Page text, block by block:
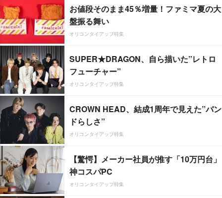
お値段そのまま45％増量！ファミマ夏の大
盤振る舞い
オリコンタイアップ特集
SUPER★DRAGON、自ら描いた”レトロ
フューチャー”
オリコンタイアップ特集
CROWN HEAD、結成1周年で見えた”バン
ドらしさ”
オリコンタイアップ特集
【驚愕】メーカー社員が推す「10万円台」
神コスパPC
オリコンタイアップ特集